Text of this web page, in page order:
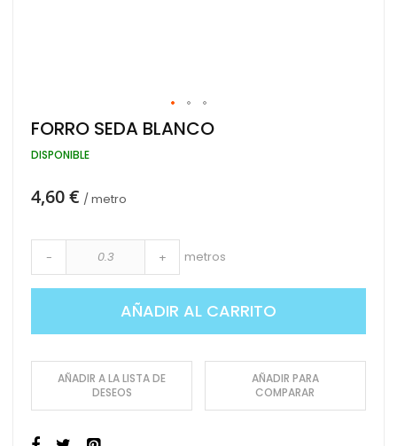
Saltar
al
comienzo
galería
FORRO SEDA BLANCO
DISPONIBLE
4,60 € / metro
- + metros
AÑADIR AL CARRITO
AÑADIR A LA LISTA DE
DESEOS
AÑADIR PARA
COMPARAR